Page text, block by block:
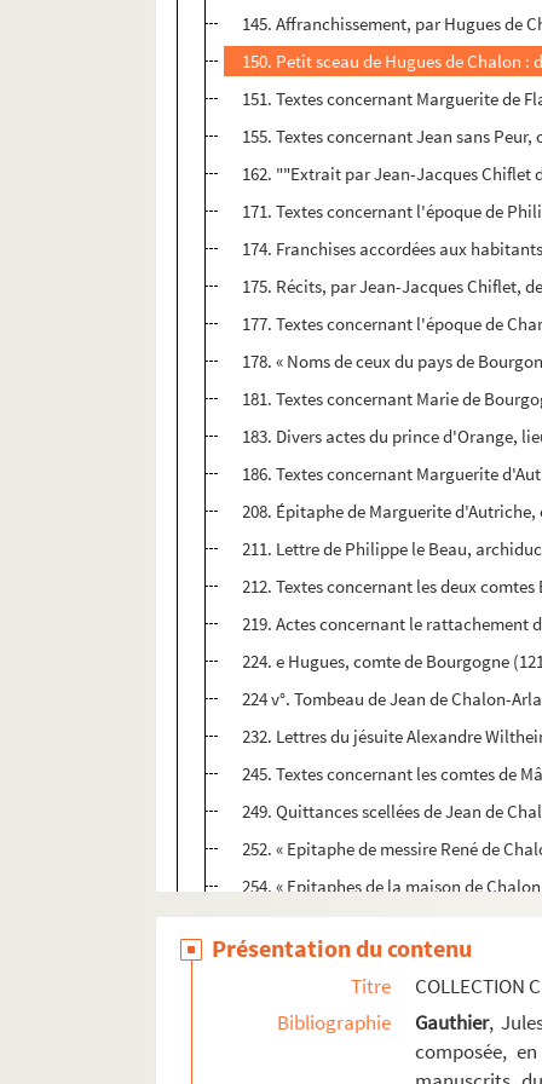
145. Affranchissement, par Hugues de
150. Petit sceau de Hugues de Chalon :
151. Textes concernant Marguerite de
155. Textes concernant Jean sans
162. ""Extrait par Jean-Jacques Chiflet
171. Textes concernant l'époque de
174. Franchises accordées aux
175. Récits, par Jean-Jacques Chiflet,
177. Textes concernant l'époque de
178. « Noms de ceux du pays de
181. Textes concernant Marie de
183. Divers actes du prince d'Orange,
186. Textes concernant Marguerite
208. Épitaphe de Marguerite
211. Lettre de Philippe le Beau,
212. Textes concernant les deux
219. Actes concernant le rattachement
224. e Hugues, comte de Bourgogne
224 v°. Tombeau de Jean de Chalon-
232. Lettres du jésuite Alexandre
245. Textes concernant les comtes de
249. Quittances scellées de Jean de
252. « Epitaphe de messire René de
254. « Epitaphes de la maison de
256-257. Descendance de Jean de
260. Textes concernant la maison de
267. Textes concernant Renaud de
271. Grand sceau et petits sceaux de
276. Testament de Jean de Bourgogne
Présentation du contenu
Titre
COLLECTION
Bibliographie
Gauthier,
composée,